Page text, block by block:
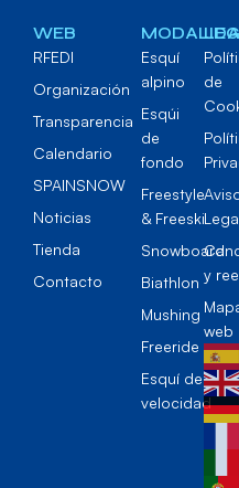
WEB
RFEDI
Organización
Transparencia
Calendario
SPAINSNOW
Noticias
Tienda
Contacto
Esquí
alpino
Esqúi
de
fondo
Freestyle
& Freeski
Snowboard
Biathlon
Mushing
Freeride
Esquí de
velocidad
de
y
web